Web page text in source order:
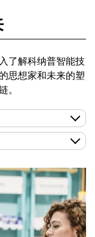
了解科纳普智能技
思想家和未来的塑
。